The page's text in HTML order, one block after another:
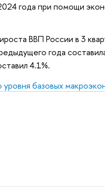
года при помощи
ВВП России в 3
года
4.1%.
базовых